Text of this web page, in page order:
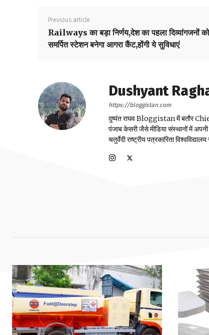
Previous article
Railways का बड़ा निर्णय,देश का पहला दिव्यांगजनों को
समर्पित स्टेशन बनेगा आगरा कैंट,होंगी ये सुविधाएं
Dushyant
https://bloggistan.com
दुष्यंत राघव Bloggistan में बतौर
पंजाब केसरी जैसे मीडिया संस्थानों में
चतुर्वेदी राष्ट्रीय पत्रकारिता